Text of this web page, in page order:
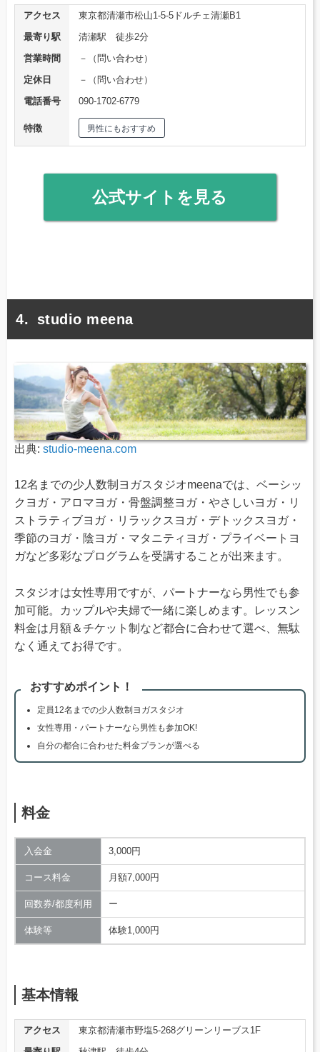
アクセス
東京都清瀬市松山1-5-5ドルチェ清瀬B1
最寄り駅
清瀬駅 徒歩2分
営業時間
－（問い合わせ）
定休日
－（問い合わせ）
電話番号
090-1702-6779
特徴 男性にもおすすめ
公式サイトを見る
studio meena
出典: studio-meena.com
12名までの少人数制ヨガスタジオmeenaでは、ベーシッ
クヨガ・アロマヨガ・骨盤調整ヨガ・やさしいヨガ・リ
ストラティブヨガ・リラックスヨガ・デトックスヨガ・
季節のヨガ・陰ヨガ・マタニティヨガ・プライベートヨ
ガなど多彩なプログラムを受講することが出来ます。
スタジオは女性専用ですが、パートナーなら男性でも参
加可能。カップルや夫婦で一緒に楽しめます。レッスン
料金は月額＆チケット制など都合に合わせて選べ、無駄
なく通えてお得です。
おすすめポイント！
定員12名までの少人数制ヨガスタジオ
女性専用・パートナーなら男性も参加OK!
自分の都合に合わせた料金プランが選べる
料金
入会金 3,000円
コース料金 月額7,000円
回数券/都度利用 ー
体験等 体験1,000円
基本情報
アクセス
東京都清瀬市野塩5-268グリーンリーブス1F